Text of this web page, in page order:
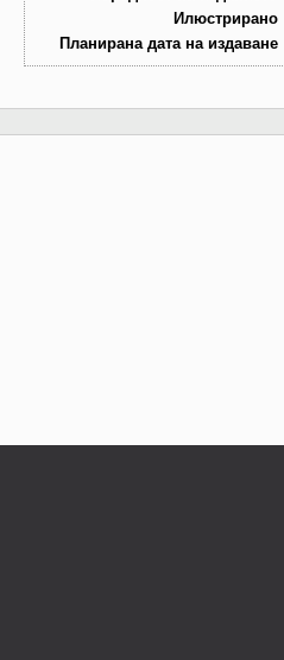
Илюстрирано
Планирана дата на издаване